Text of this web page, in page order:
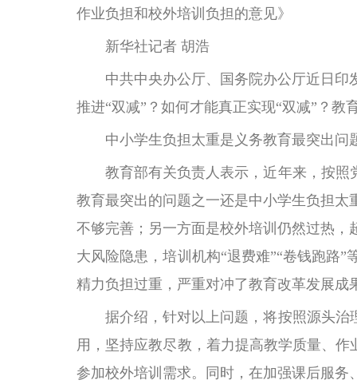
作业负担和校外培训负担的意见》
新华社记者 胡浩
中共中央办公厅、国务院办公厅近日印
推进“双减”？如何才能真正实现“双减”？教
中小学生负担太重是义务教育最突出问
教育部有关负责人表示，近年来，按照
教育最突出的问题之一还是中小学生负担
不够完善；另一方面是校外培训仍然过热
大风险隐患，培训机构“退费难”“卷钱跑路
精力负担过重，严重对冲了教育改革发展成
据介绍，针对以上问题，将按照源头治
用，坚持应教尽教，着力提高教学质量、
参加校外培训需求。同时，在加强课后服